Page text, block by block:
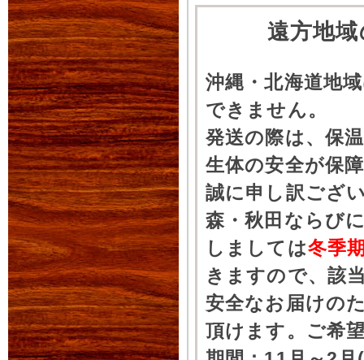
遠方地
沖縄・北海道地
できません。
発送の際は、保
生体の安全が保
誠に申し訳ござ
森・秋田ならび
しましては冬季
きますので、該
安全なお届けの
頂けます。ご希